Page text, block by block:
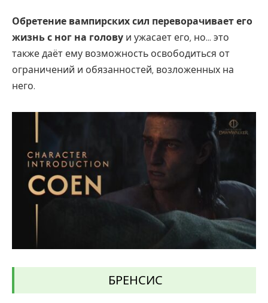
Обретение вампирских сил переворачивает его
жизнь с ног на голову и ужасает его, но… это
также даёт ему возможность освободиться от
ограничений и обязанностей, возложенных на
него.
БРЕНСИС